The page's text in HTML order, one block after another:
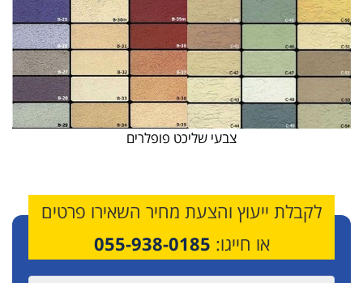
צבעי שליכט פופלרים
לקבלת ייעוץ והצעת מחיר השאירו פרטים
או חייגו: 055-938-0185